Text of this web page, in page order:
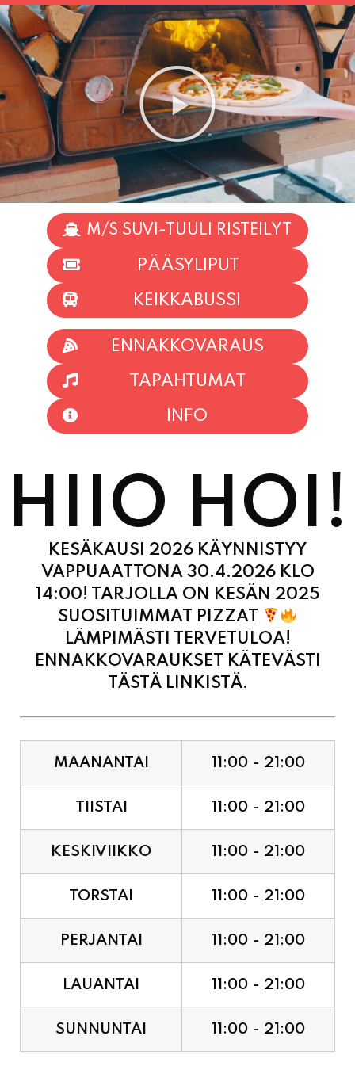
M/S SUVI-TUULI RISTEILYT
PÄÄSYLIPUT
KEIKKABUSSI
ENNAKKOVARAUS
TAPAHTUMAT
INFO
HIIO HOI!
KESÄKAUSI 2026 KÄYNNISTYY
VAPPUAATTONA 30.4.2026 KLO
14:00! TARJOLLA ON KESÄN 2025
SUOSITUIMMAT PIZZAT
LÄMPIMÄSTI TERVETULOA!
ENNAKKOVARAUKSET KÄTEVÄSTI
TÄSTÄ LINKISTÄ.
MAANANTAI 11:00 - 21:00
TIISTAI 11:00 - 21:00
KESKIVIIKKO 11:00 - 21:00
TORSTAI 11:00 - 21:00
PERJANTAI 11:00 - 21:00
LAUANTAI 11:00 - 21:00
SUNNUNTAI 11:00 - 21:00